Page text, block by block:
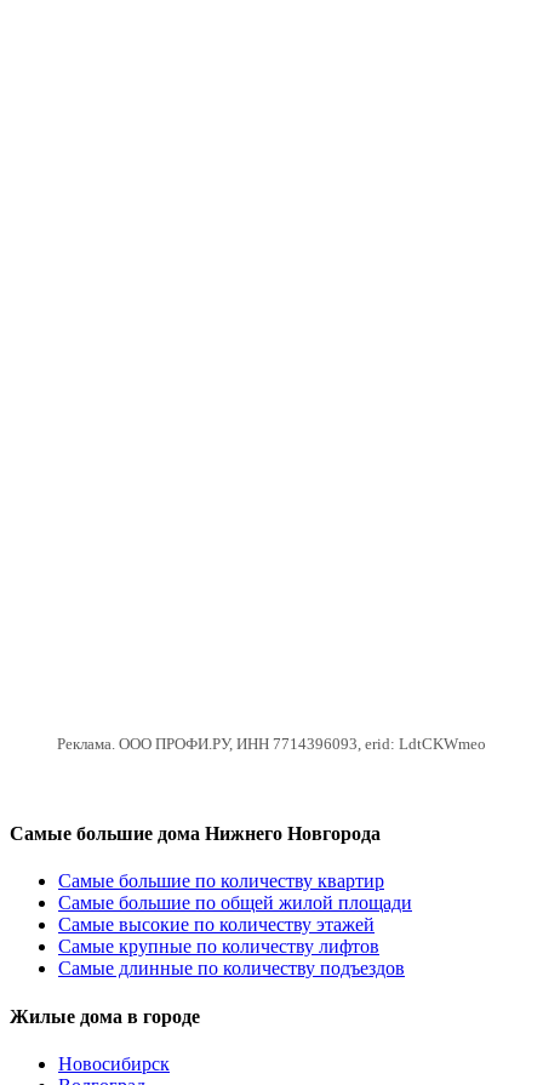
Реклама. ООО ПРОФИ.РУ, ИНН 7714396093, erid: LdtCKWmeo
Самые большие дома Нижнего Новгорода
Самые большие по количеству квартир
Самые большие по общей жилой площади
Самые высокие по количеству этажей
Самые крупные по количеству лифтов
Самые длинные по количеству подъездов
Жилые дома в городе
Новосибирск